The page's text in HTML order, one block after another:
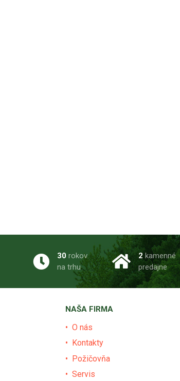
30 rokov
na trhu
2 kamenné
predajne
NAŠA FIRMA
O nás
Kontakty
Požičovňa
Servis